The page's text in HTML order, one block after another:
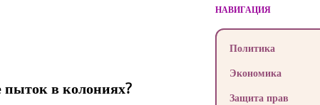
пыток в колониях?
НАВИГАЦИЯ
Политика
Экономика
Защита прав